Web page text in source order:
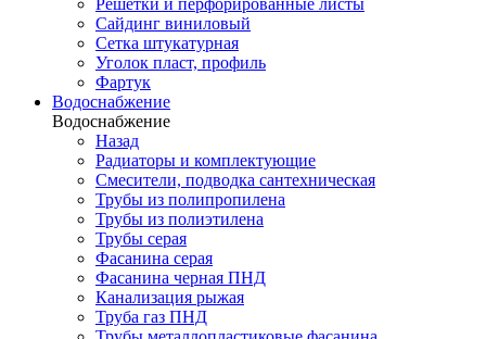
Решётки и перфорированные листы
Сайдинг виниловый
Сетка штукатурная
Уголок пласт, профиль
Фартук
Водоснабжение
Водоснабжение
Назад
Радиаторы и комплектующие
Смесители, подводка сантехническая
Трубы из полипропилена
Трубы из полиэтилена
Трубы серая
Фасанина серая
Фасанина черная ПНД
Канализация рыжая
Труба газ ПНД